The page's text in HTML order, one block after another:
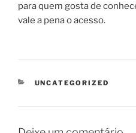
para quem gosta de
vale a pena o acesso.
CATEGORIAS
UNCATEGORIZED